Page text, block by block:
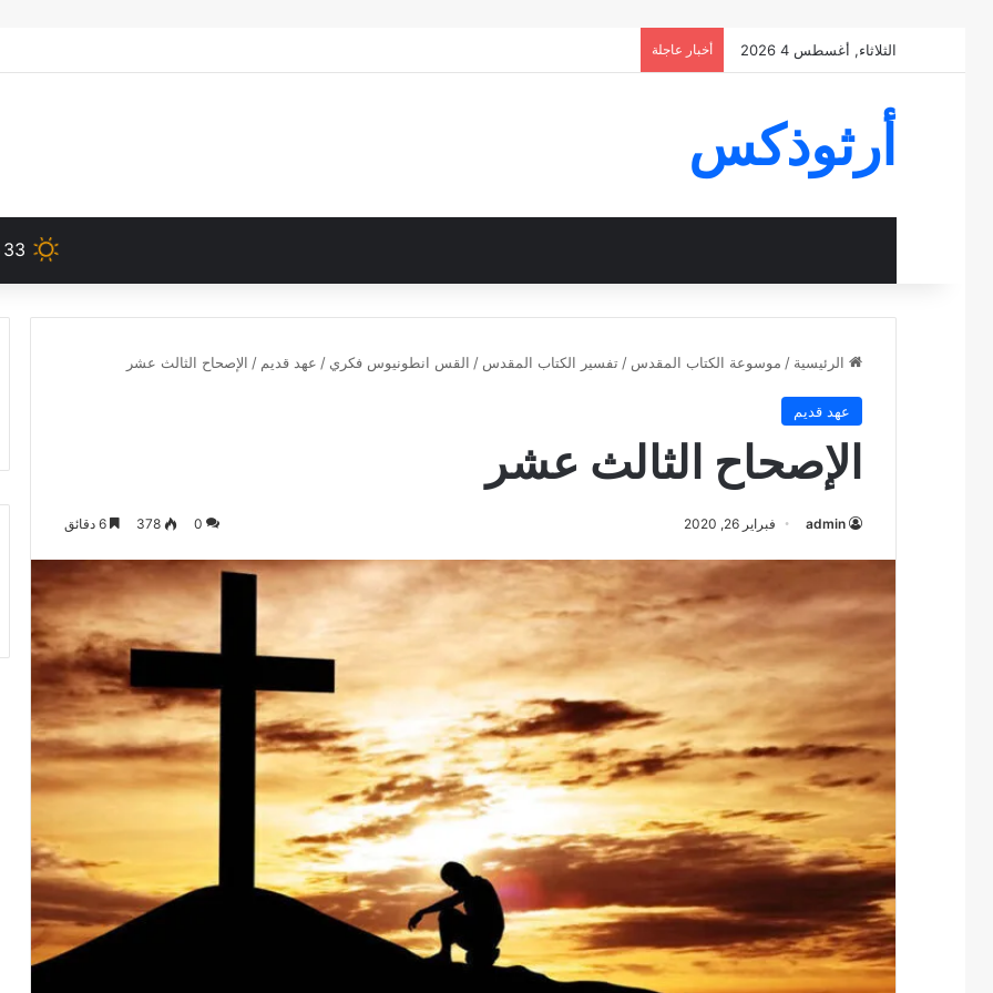
الثلاثاء, أغسطس 4 2026 أخبار عاجلة
أرثوذكس
33
الرئيسية / موسوعة الكتاب المقدس / تفسير الكتاب المقدس / القس انطونيوس فكري / عهد قديم / الإصحاح الثالث عشر
عهد قديم
الإصحاح الثالث عشر
admin فبراير 26, 2020 0
378